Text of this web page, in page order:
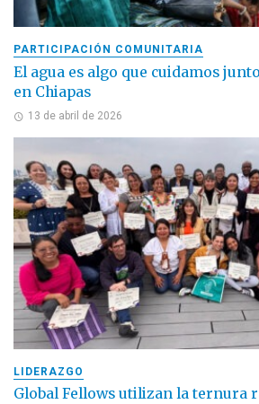
PARTICIPACIÓN COMUNITARIA
El agua es algo que cuidamos
en Chiapas
13 de abril de 2026
LIDERAZGO
Global Fellows utilizan la ternura